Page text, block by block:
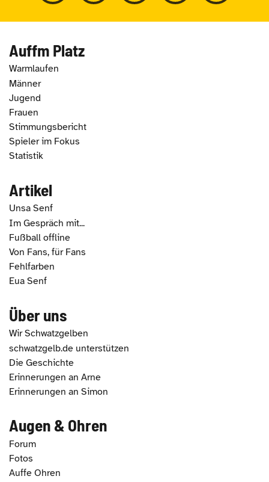
Auffm Platz
Warmlaufen
Männer
Jugend
Frauen
Stimmungsbericht
Spieler im Fokus
Statistik
Artikel
Unsa Senf
Im Gespräch mit...
Fußball offline
Von Fans, für Fans
Fehlfarben
Eua Senf
Über uns
Wir Schwatzgelben
schwatzgelb.de unterstützen
Die Geschichte
Erinnerungen an Arne
Erinnerungen an Simon
Augen & Ohren
Forum
Fotos
Auffe Ohren